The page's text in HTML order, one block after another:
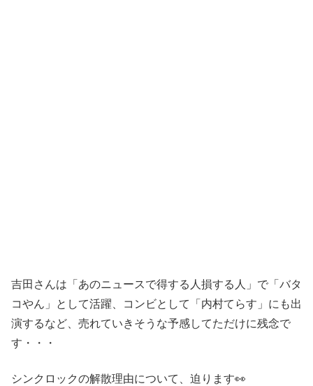
吉田さんは「あのニュースで得する人損する人」で「バタ
コやん」として活躍、コンビとして「内村てらす」にも出
演するなど、売れていきそうな予感してただけに残念で
す・・・
シンクロックの解散理由について、迫ります👀